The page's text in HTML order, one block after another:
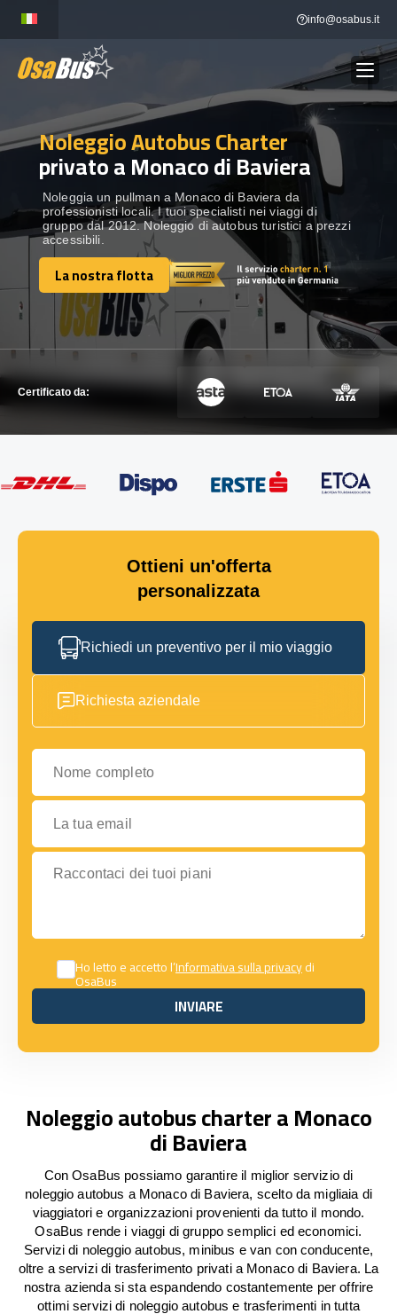
content
info@osabus.it
NOLEGGIO AUTOBUS Show dropdown
DESTINAZIONI Show dropdown
FLOTTA
METTITI IN CONTATTO
METTITI IN CONTATTO
Noleggio Autobus Charter
privato a Monaco di Baviera
Noleggia un pullman a Monaco di Baviera da
professionisti locali. I tuoi specialisti nei viaggi di
gruppo dal 2012. Noleggio di autobus turistici a prezzi
accessibili.
La nostra flotta
La nostra flotta
Certificato da:
Ottieni un'offerta
personalizzata
Richiedi un preventivo per il mio viaggio
Richiesta aziendale
Nome completo
La tua email
Raccontaci dei tuoi piani
Ho letto e accetto l’Informativa sulla privacydi
OsaBus
INVIARE
INVIARE
Noleggio autobus charter a Monaco
di Baviera
Con OsaBus possiamo garantire il miglior servizio di
noleggio autobus a Monaco di Baviera, scelto da migliaia di
viaggiatori e organizzazioni provenienti da tutto il mondo.
OsaBus rende i viaggi di gruppo semplici ed economici.
Servizi di noleggio autobus, minibus e van con conducente,
oltre a servizi di trasferimento privati a Monaco di Baviera. La
nostra azienda si sta espandendo costantemente per offrire
ottimi servizi di noleggio autobus e trasferimenti in tutta